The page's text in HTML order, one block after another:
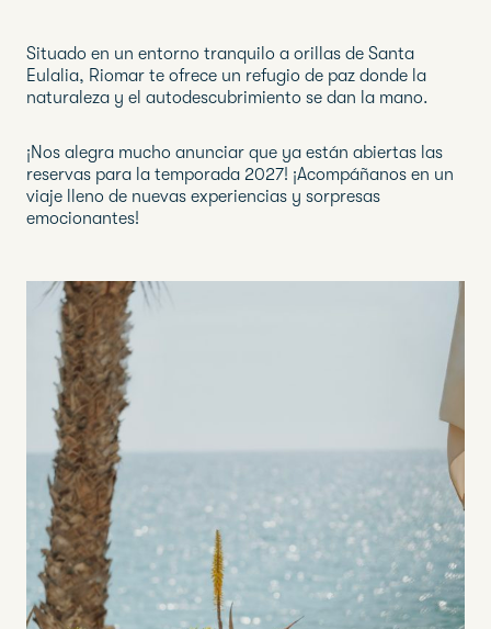
Situado en un entorno tranquilo a orillas de Santa
Eulalia, Riomar te ofrece un refugio de paz donde la
naturaleza y el autodescubrimiento se dan la mano.
¡Nos alegra mucho anunciar que ya están abiertas las
reservas para la temporada 2027! ¡Acompáñanos en un
viaje lleno de nuevas experiencias y sorpresas
emocionantes!